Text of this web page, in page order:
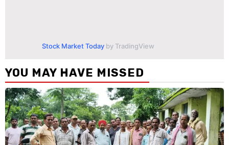
Stock Market Today by TradingView
YOU MAY HAVE MISSED